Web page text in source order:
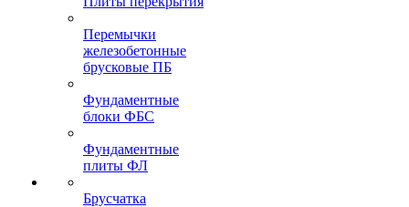
Перемычки
железобетонные
брусковые ПБ
Фундаментные
блоки ФБС
Фундаментные
плиты ФЛ
Брусчатка